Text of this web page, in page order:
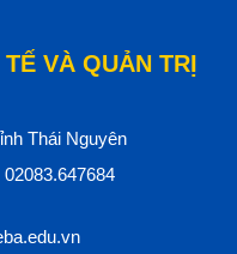
VÀ QUẢN TRỊ
Thái Nguyên
02083.647684